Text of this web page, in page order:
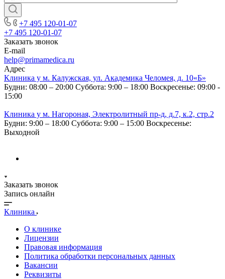
+7 495 120-01-07
+7 495 120-01-07
Заказать звонок
E-mail
help@primamedica.ru
Адрес
Клиника у м. Калужская, ул. Академика Челомея, д. 10«Б»
Будни: 08:00 – 20:00 Суббота: 9:00 – 18:00 Воскресенье: 09:00 -
15:00
Клиника у м. Нагороная, Электролитный пр-д, д.7, к.2, стр.2
Будни: 9:00 – 18:00 Суббота: 9:00 – 15:00 Воскресенье:
Выходной
Заказать звонок
Запись онлайн
Клиника
О клинике
Лицензии
Правовая информация
Политика обработки персональных данных
Вакансии
Реквизиты